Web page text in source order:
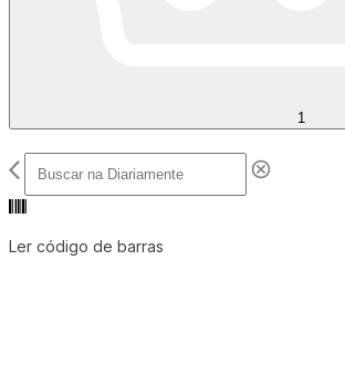
1
Ler código de barras